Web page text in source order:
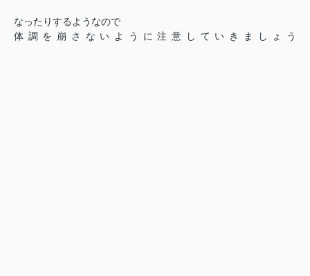
なったりするようなので
体調を崩さないように注意していきましょう